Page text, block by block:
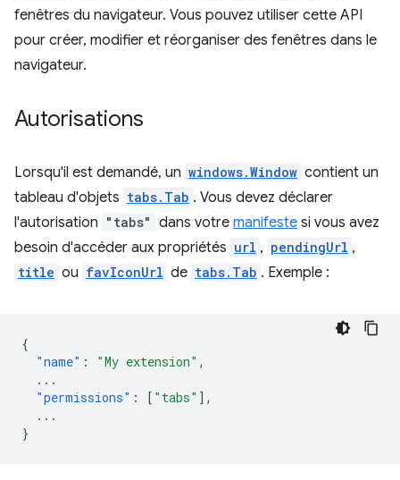
fenêtres du navigateur. Vous pouvez utiliser cette API
pour créer, modifier et réorganiser des fenêtres dans le
navigateur.
Autorisations
Lorsqu'il est demandé, un windows.Window contient un
tableau d'objets tabs.Tab . Vous devez déclarer
l'autorisation "tabs" dans votre manifeste si vous avez
besoin d'accéder aux propriétés url , pendingUrl ,
title ou favIconUrl de tabs.Tab . Exemple :
{
"name" : "My extension" ,
...
"permissions" : [ "tabs" ],
...
}